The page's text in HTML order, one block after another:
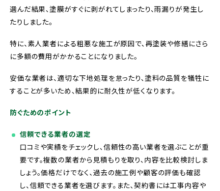
選んだ結果、塗膜がすぐに剥がれてしまったり、雨漏りが発生し
たりしました。
特に、素人業者による粗悪な施工が原因で、再塗装や修繕にさら
に多額の費用がかかることになりました。
安価な業者は、適切な下地処理を怠ったり、塗料の品質を犠牲に
することが多いため、結果的に耐久性が低くなります。
防ぐためのポイント
信頼できる業者の選定
口コミや実績をチェックし、信頼性の高い業者を選ぶことが重
要です。複数の業者から見積もりを取り、内容を比較検討しま
しょう。価格だけでなく、過去の施工例や顧客の評価も確認
し、信頼できる業者を選びます。また、契約書には工事内容や